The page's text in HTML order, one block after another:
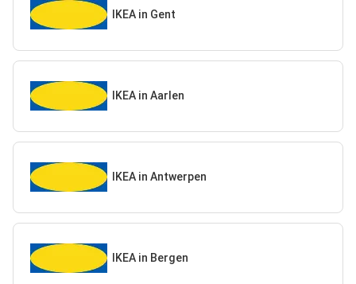
IKEA in Gent
IKEA in Aarlen
IKEA in Antwerpen
IKEA in Bergen